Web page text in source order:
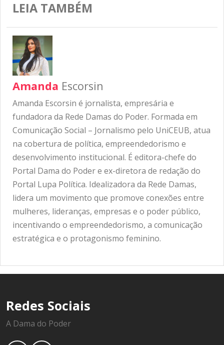
LEIA TAMBÉM
Amanda Escorsin
Amanda Escorsin é jornalista, empresária e
fundadora da Rede Damas do Poder. Formada em
Comunicação Social – Jornalismo pelo UniCEUB, atua
na cobertura de política, empreendedorismo e
desenvolvimento institucional. É editora-chefe do
Portal Dama do Poder e ex-diretora de redação do
Portal Lupa Política. Idealizadora da Rede Damas,
lidera um movimento que promove conexões entre
mulheres, lideranças, empresas e o poder público,
incentivando o empreendedorismo, a comunicação
estratégica e o protagonismo feminino.
Redes Sociais
A Dama do Poder